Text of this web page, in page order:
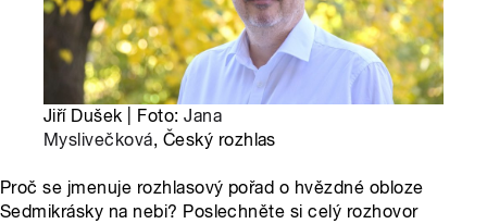
Jiří Dušek | Foto:Jana
Myslivečková, Český rozhlas
Proč se jmenuje rozhlasový pořad o hvězdné obloze
Sedmikrásky na nebi? Poslechněte si celý rozhovor